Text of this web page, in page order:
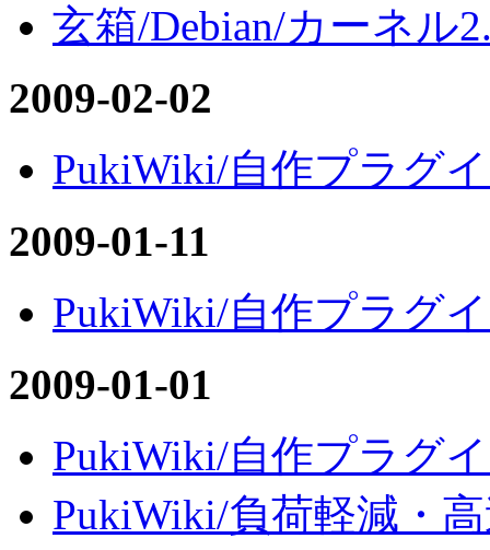
玄箱/Debian/カーネル
2009-02-02
PukiWiki/自作プラグ
2009-01-11
PukiWiki/自作プラグ
2009-01-01
PukiWiki/自作プラグ
PukiWiki/負荷軽減・高